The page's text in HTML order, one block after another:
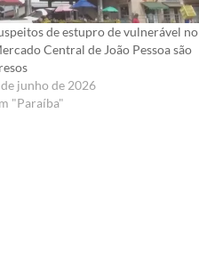
de estupro de vulnerável no
Central de João Pessoa são
junho de 2026
"Paraíba"